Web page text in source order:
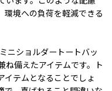
環境への負荷を軽減できる
ニショルダートートバッ
ね備えたアイテムです。ト
イテムとなることでしょ